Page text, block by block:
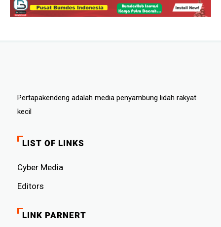
Pertapakendeng adalah media penyambung lidah rakyat
kecil
LIST OF LINKS
Cyber ​​Media
Editors
LINK PARNERT